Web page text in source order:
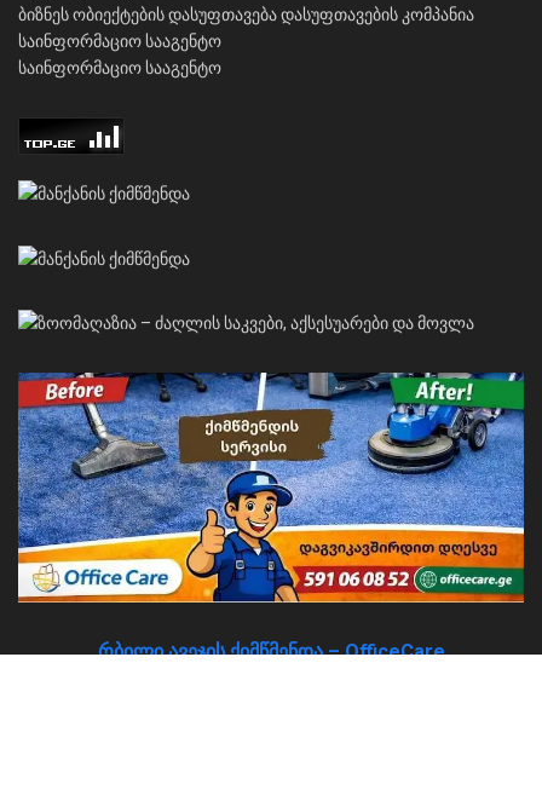
ბიზნეს ობიექტების დასუფთავებადასუფთავების კომპანია
საინფორმაციო სააგენტო
საინფორმაციო სააგენტო
რბილი ავეჯის ქიმწმენდა – OfficeCare